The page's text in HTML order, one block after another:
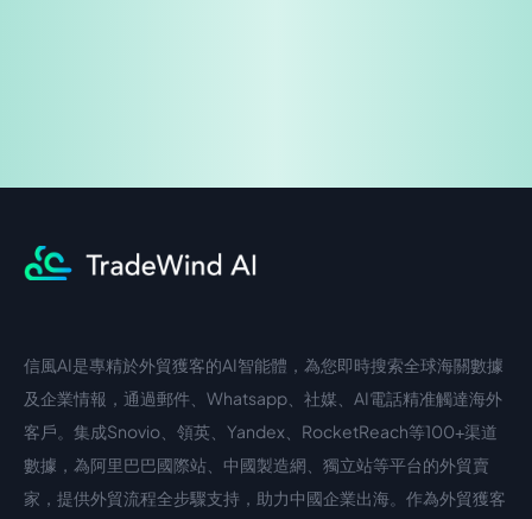
中文入口
信風AI是專精於外貿獲客的AI智能體，為您即時搜索全球海關數據
及企業情報，通過郵件、Whatsapp、社媒、AI電話精准觸達海外
客戶。集成Snovio、領英、Yandex、RocketReach等100+渠道
數據，為阿里巴巴國際站、中國製造網、獨立站等平台的外貿賣
家，提供外貿流程全步驟支持，助力中國企業出海。作為外貿獲客